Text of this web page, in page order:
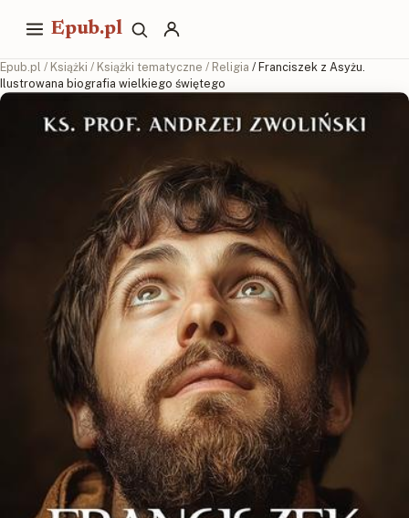
Epub.pl
Epub.pl / Książki / Książki tematyczne / Religia / Franciszek z Asyżu.
Ilustrowana biografia wielkiego świętego